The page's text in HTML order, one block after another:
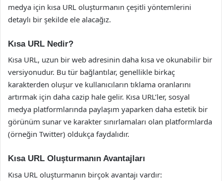
medya için kısa URL oluşturmanın çeşitli yöntemlerini
detaylı bir şekilde ele alacağız.
Kısa URL Nedir?
Kısa URL, uzun bir web adresinin daha kısa ve okunabilir bir
versiyonudur. Bu tür bağlantılar, genellikle birkaç
karakterden oluşur ve kullanıcıların tıklama oranlarını
artırmak için daha cazip hale gelir. Kısa URL’ler, sosyal
medya platformlarında paylaşım yaparken daha estetik bir
görünüm sunar ve karakter sınırlamaları olan platformlarda
(örneğin Twitter) oldukça faydalıdır.
Kısa URL Oluşturmanın Avantajları
Kısa URL oluşturmanın birçok avantajı vardır: